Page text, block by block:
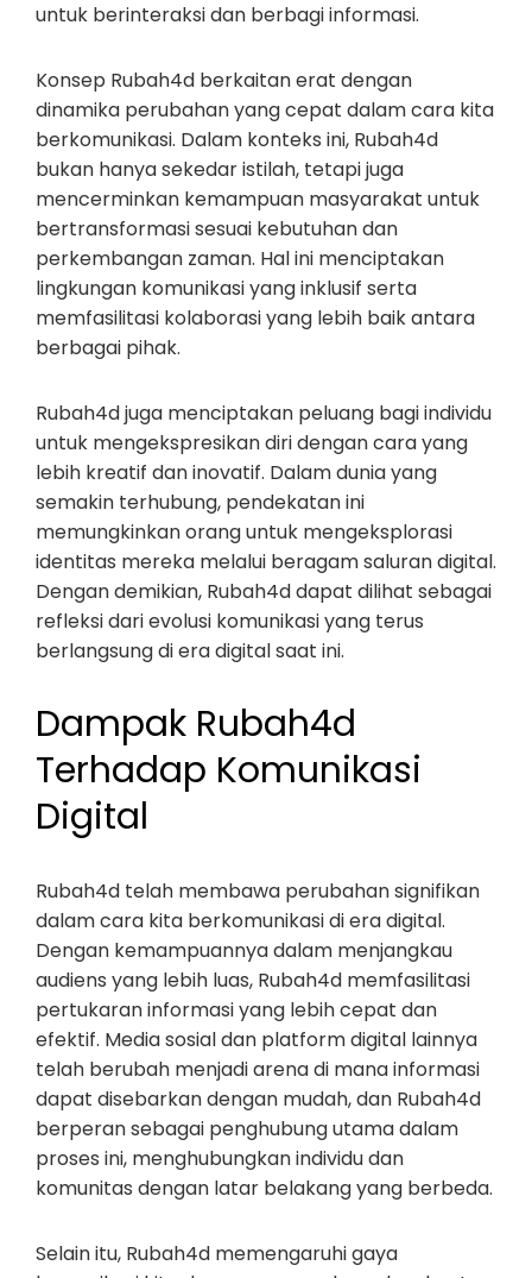
untuk berinteraksi dan berbagi informasi.
Konsep Rubah4d berkaitan erat dengan
dinamika perubahan yang cepat dalam cara kita
berkomunikasi. Dalam konteks ini, Rubah4d
bukan hanya sekedar istilah, tetapi juga
mencerminkan kemampuan masyarakat untuk
bertransformasi sesuai kebutuhan dan
perkembangan zaman. Hal ini menciptakan
lingkungan komunikasi yang inklusif serta
memfasilitasi kolaborasi yang lebih baik antara
berbagai pihak.
Rubah4d juga menciptakan peluang bagi individu
untuk mengekspresikan diri dengan cara yang
lebih kreatif dan inovatif. Dalam dunia yang
semakin terhubung, pendekatan ini
memungkinkan orang untuk mengeksplorasi
identitas mereka melalui beragam saluran digital.
Dengan demikian, Rubah4d dapat dilihat sebagai
refleksi dari evolusi komunikasi yang terus
berlangsung di era digital saat ini.
Dampak Rubah4d
Terhadap Komunikasi
Digital
Rubah4d telah membawa perubahan signifikan
dalam cara kita berkomunikasi di era digital.
Dengan kemampuannya dalam menjangkau
audiens yang lebih luas, Rubah4d memfasilitasi
pertukaran informasi yang lebih cepat dan
efektif. Media sosial dan platform digital lainnya
telah berubah menjadi arena di mana informasi
dapat disebarkan dengan mudah, dan Rubah4d
berperan sebagai penghubung utama dalam
proses ini, menghubungkan individu dan
komunitas dengan latar belakang yang berbeda.
Selain itu, Rubah4d memengaruhi gaya